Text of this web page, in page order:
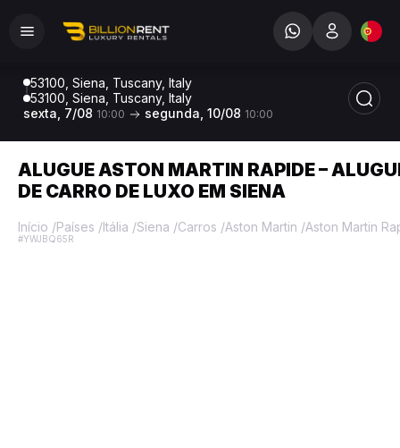
53100, Siena, Tuscany, Italy
53100, Siena, Tuscany, Italy
sexta, 7/08 10:00 segunda, 10/08 10:00
ALUGUE ASTON MARTIN RAPIDE –
DE CARRO DE LUXO EM SIENA
Início /Países /Itália /Siena /Carros /Aston Martin /Aston Martin
#YWJBQ65R